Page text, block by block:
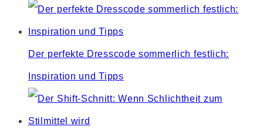
Der perfekte Dresscode sommerlich festlich:
Inspiration und Tipps